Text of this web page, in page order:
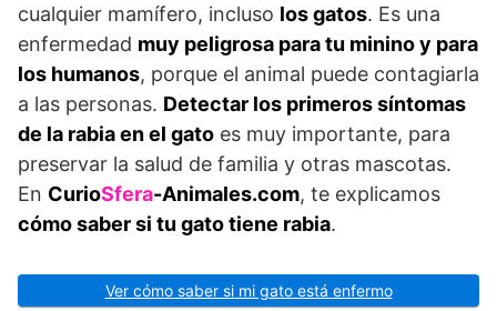
cualquier mamífero, incluso los gatos. Es una
enfermedad muy peligrosa para tu minino y para
los humanos, porque el animal puede contagiarla
a las personas. Detectar los primeros síntomas
de la rabia en el gato es muy importante, para
preservar la salud de familia y otras mascotas.
En CurioSfera-Animales.com, te explicamos
cómo saber si tu gato tiene rabia.
Ver cómo saber si mi gato está enfermo